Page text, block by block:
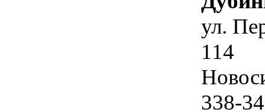
ул.
114
338-